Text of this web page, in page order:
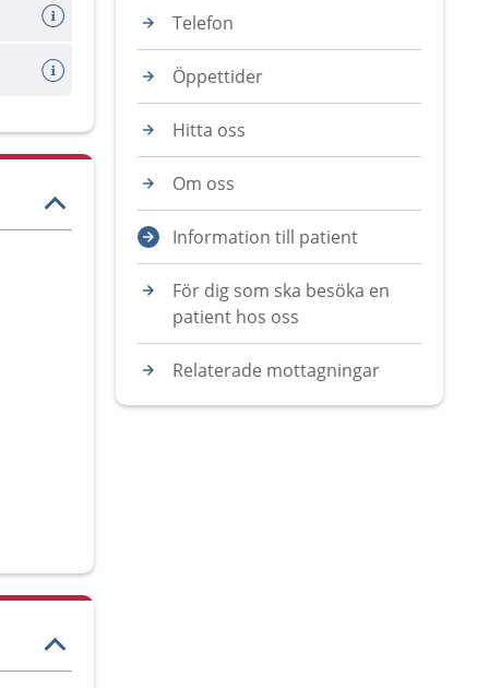
Telefon
Öppettider
Hitta oss
Om oss
Information till patient
För dig som ska besöka en
patient hos oss
Relaterade mottagningar